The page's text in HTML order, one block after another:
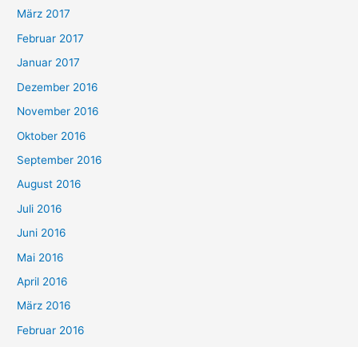
März 2017
Februar 2017
Januar 2017
Dezember 2016
November 2016
Oktober 2016
September 2016
August 2016
Juli 2016
Juni 2016
Mai 2016
April 2016
März 2016
Februar 2016